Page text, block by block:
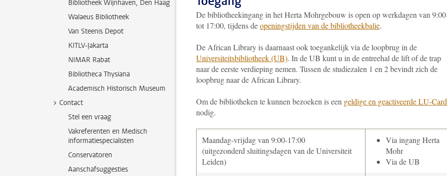
Bibliotheek Wijnhaven, Den Haag
Walaeus Bibliotheek
Van Steenis Depot
KITLV-Jakarta
NIMAR Rabat
Bibliotheca Thysiana
Academisch Historisch Museum
Contact
Stel een vraag
Vakreferenten en Medisch
informatiespecialisten
Conservatoren
Aanschafsuggesties
De bibliotheekingang in het Herta Mohrgebouw is open op werkdagen van 9:00
tot 17:00, tijdens deopeningstijden van de bibliotheekbalie.
De African Library is daarnaast ook toegankelijk via de loopbrug in de
Universiteitsbibliotheek (UB). In de UB kunt u in de entreehal de lift of de trap
naar de eerste verdieping nemen. Tussen de studiezalen 1 en 2 bevindt zich de
loopbrug naar de African Library.
Om de bibliotheken te kunnen bezoeken is een geldige en geactiveerde LU-Card
nodig.
Maandag-vrijdag van 9:00-17:00
(uitgezonderd sluitingsdagen van de Universiteit
Leiden)
Via ingang Herta
Mohr
Via de UB